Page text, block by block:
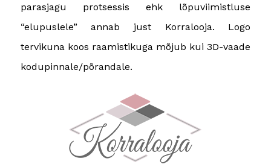
parasjagu protsessis ehk lõpuviimistluse
“elupuslele” annab just Korralooja. Logo
tervikuna koos raamistikuga mõjub kui 3D-vaade
kodupinnale/põrandale.